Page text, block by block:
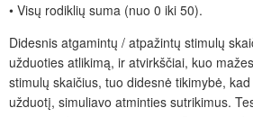
• Visų rodiklių suma (nuo 0 iki 50).
Didesnis atgamintų / atpažintų stimulų
užduoties atlikimą, ir atvirkščiai, kuo
stimulų skaičius, tuo didesnė tikimybė,
užduotį, simuliavo atminties sutrikimus.